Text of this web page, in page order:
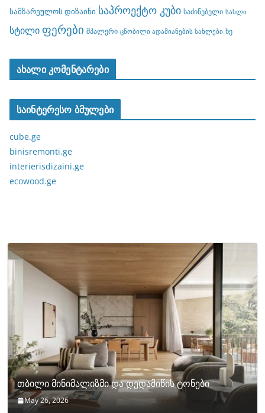
სამზარეულოს დიზაინი საპროექტო კუბი საძინებელი სახლი
სტილი ფერები შპალერი ცნობილი ადამიანების სახლები ხე
ახალი კომენტარები
საინტერესო ბმულები
cube.ge
binisremonti.ge
interierisdizaini.ge
ecowood.ge
თბილი მინიმალიზმი და დედამიწის ტონები
May 26, 2026